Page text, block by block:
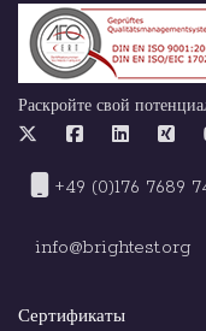
Раскройте свой
+49 (0)176 7689
info@brightest.org
Сертификаты